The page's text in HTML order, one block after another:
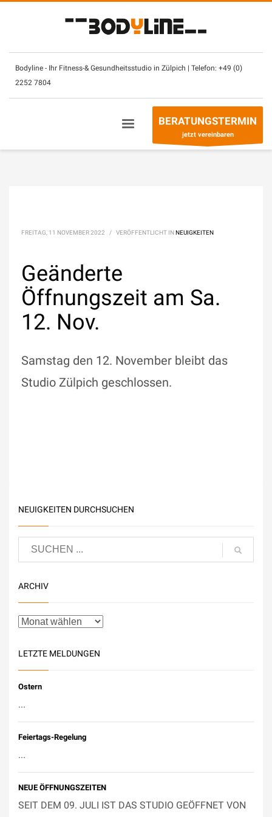
Unsere Öffnungszeiten:
Montag – Sonntag(mit CheckIn Chip)
7.30–23 Uhr
Betreuung- & Beratungszeiten
Bodyline - Ihr Fitness-& Gesundheitsstudio in Zülpich | Telefon: +49 (0)
2252 7804
BERATUNGSTERMIN
jetzt vereinbaren
FREITAG, 11 NOVEMBER 2022 / VERÖFFENTLICHT INNEUIGKEITEN
Geänderte
Öffnungszeit am Sa.
12. Nov.
Samstag den 12. November bleibt das
Studio Zülpich geschlossen.
NEUIGKEITEN DURCHSUCHEN
ARCHIV
LETZTE MELDUNGEN
Ostern
...
Feiertags-Regelung
...
NEUE ÖFFNUNGSZEITEN
SEIT DEM 09. JULI IST DAS STUDIO GEÖFFNET VON